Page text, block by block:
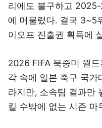
리에도 불구하고
에 머물렀다. 결국 3~5
이오프 진출권 획득에
2026 FIFA 북중미 월
각 속에 일본 축구 국가
라지만, 소속팀 결과만
킬 수밖에 없는 시즌 마